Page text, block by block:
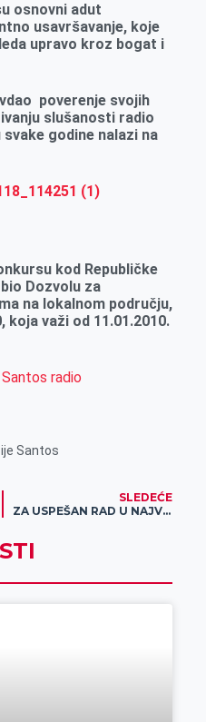
p
p
osnovni adut
usavršavanje, koje
upravo kroz bogat i
poverenje svojih
ivanju slušanosti radio
godine nalazi na
kod Republičke
Dozvolu za
na lokalnom području,
koja važi od 11.01.2010.
Santos
SLEDEĆE
ZA USPEŠAN RAD U NAJVEĆOJ MERI ODGOVORNA DOBRA GENETIKA